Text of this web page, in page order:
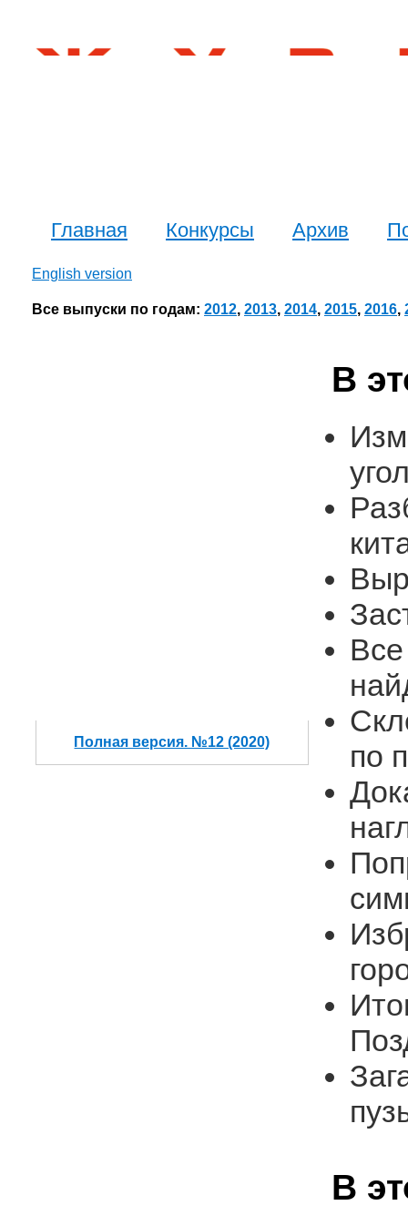
Главная Конкурсы Архив
English version
Все выпуски по годам: 2012, 2013, 2014, 2015, 2016,
Полная версия. №12 (2020)
В
по
В